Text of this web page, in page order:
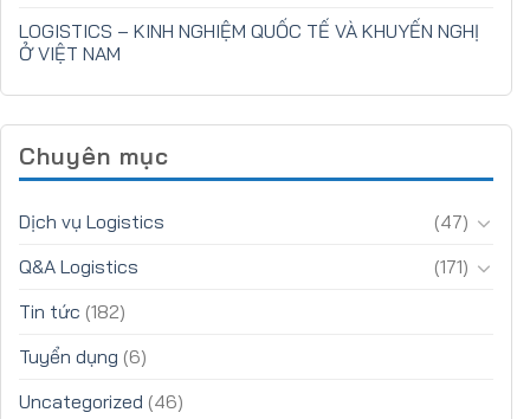
LOGISTICS – KINH NGHIỆM QUỐC TẾ VÀ KHUYẾN NGHỊ
Ở VIỆT NAM
Chuyên mục
Dịch vụ Logistics
(47)
Q&A Logistics
(171)
Tin tức (182)
Tuyển dụng (6)
Uncategorized (46)